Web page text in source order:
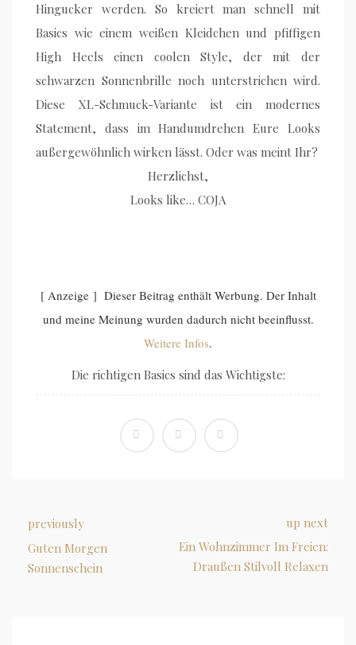
Hingucker werden. So kreiert man schnell mit
Basics wie einem weißen Kleidchen und pfiffigen
High Heels einen coolen Style, der mit der
schwarzen Sonnenbrille noch unterstrichen wird.
Diese XL-Schmuck-Variante ist ein modernes
Statement, dass im Handumdrehen Eure Looks
außergewöhnlich wirken lässt. Oder was meint Ihr?
Herzlichst,
Looks like… COJA
[ Anzeige ] Dieser Beitrag enthält Werbung. Der Inhalt
und meine Meinung wurden dadurch nicht beeinflusst.
Weitere Infos.
Die richtigen Basics sind das Wichtigste:
previously
Guten Morgen
Sonnenschein
up next
Ein Wohnzimmer Im Freien:
Draußen Stilvoll Relaxen